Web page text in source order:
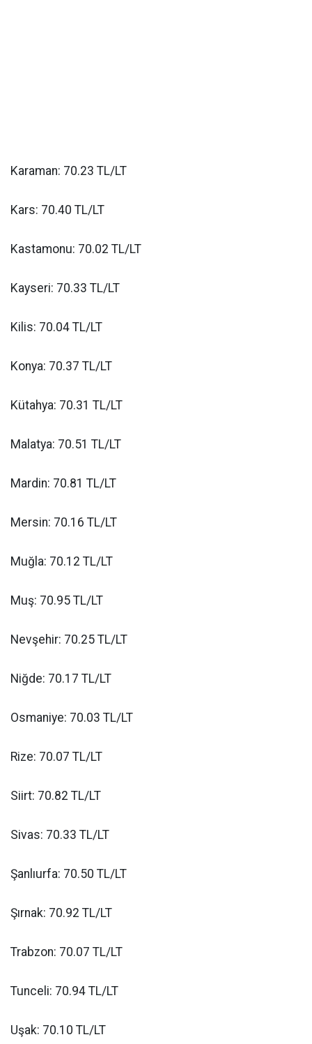
Karaman: 70.23 TL/LT
Kars: 70.40 TL/LT
Kastamonu: 70.02 TL/LT
Kayseri: 70.33 TL/LT
Kilis: 70.04 TL/LT
Konya: 70.37 TL/LT
Kütahya: 70.31 TL/LT
Malatya: 70.51 TL/LT
Mardin: 70.81 TL/LT
Mersin: 70.16 TL/LT
Muğla: 70.12 TL/LT
Muş: 70.95 TL/LT
Nevşehir: 70.25 TL/LT
Niğde: 70.17 TL/LT
Osmaniye: 70.03 TL/LT
Rize: 70.07 TL/LT
Siirt: 70.82 TL/LT
Sivas: 70.33 TL/LT
Şanlıurfa: 70.50 TL/LT
Şırnak: 70.92 TL/LT
Trabzon: 70.07 TL/LT
Tunceli: 70.94 TL/LT
Uşak: 70.10 TL/LT